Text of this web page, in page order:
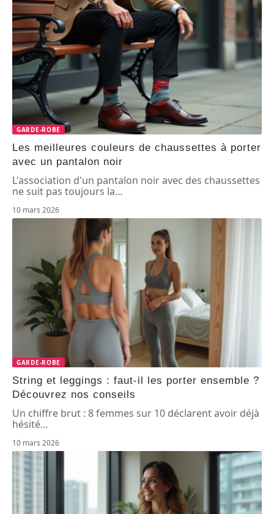
GARDE-ROBE
Les meilleures couleurs de chaussettes à porter
avec un pantalon noir
L'association d'un pantalon noir avec des chaussettes
ne suit pas toujours la…
10 mars 2026
GARDE-ROBE
String et leggings : faut-il les porter ensemble ?
Découvrez nos conseils
Un chiffre brut : 8 femmes sur 10 déclarent avoir déjà
hésité…
10 mars 2026